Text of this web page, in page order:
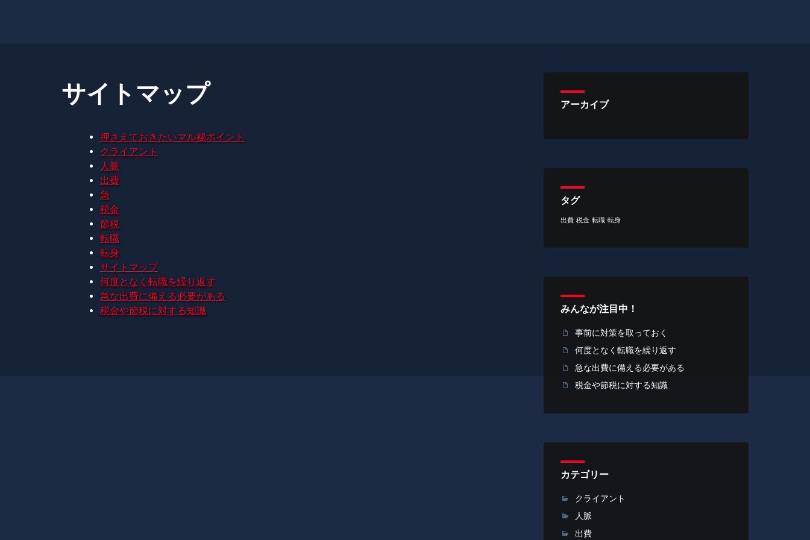
サイトマップ
押さえておきたいマル秘ポイント
クライアント
人脈
出費
急
税金
節税
転職
転身
サイトマップ
何度となく転職を繰り返す
急な出費に備える必要がある
税金や節税に対する知識
アーカイブ
タグ
出費 税金 転職 転身
みんなが注目中！
事前に対策を取っておく
何度となく転職を繰り返す
急な出費に備える必要がある
税金や節税に対する知識
カテゴリー
クライアント
人脈
出費